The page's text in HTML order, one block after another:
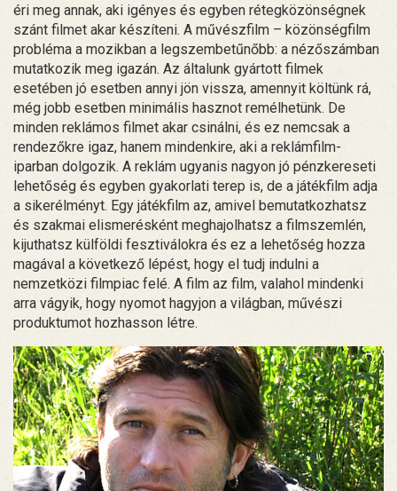
éri meg annak, aki igényes és egyben rétegközönségnek
szánt filmet akar készíteni. A művészfilm – közönségfilm
probléma a mozikban a legszembetűnőbb: a nézőszámban
mutatkozik meg igazán. Az általunk gyártott filmek
esetében jó esetben annyi jön vissza, amennyit költünk rá,
még jobb esetben minimális hasznot remélhetünk. De
minden reklámos filmet akar csinálni, és ez nemcsak a
rendezőkre igaz, hanem mindenkire, aki a reklámfilm-
iparban dolgozik. A reklám ugyanis nagyon jó pénzkereseti
lehetőség és egyben gyakorlati terep is, de a játékfilm adja
a sikerélményt. Egy játékfilm az, amivel bemutatkozhatsz
és szakmai elismerésként meghajolhatsz a filmszemlén,
kijuthatsz külföldi fesztiválokra és ez a lehetőség hozza
magával a következő lépést, hogy el tudj indulni a
nemzetközi filmpiac felé. A film az film, valahol mindenki
arra vágyik, hogy nyomot hagyjon a világban, művészi
produktumot hozhasson létre.